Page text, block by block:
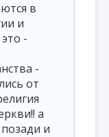
в
и
-
-
от
а
и